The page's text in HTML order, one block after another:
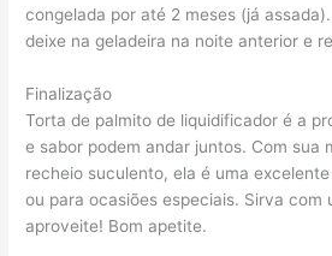
congelada por até 2 meses (já
deixe na geladeira na noite anterior e
Finalização
Torta de palmito de liquidificador é a
e sabor podem andar juntos. Com sua
recheio suculento, ela é uma
ou para ocasiões especiais. Sirva com
aproveite! Bom apetite.